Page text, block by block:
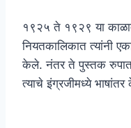
१९२५ ते १९२९ या
नियतकालिकात त्यांनी
केले. नंतर ते पुस्तक रुपात
त्याचे इंग्रजीमध्ये